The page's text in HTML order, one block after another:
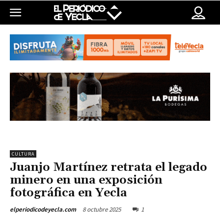
CULTURA
Juanjo Martínez retrata el legado
minero en una exposición
fotográfica en Yecla
elperiodicodeyecla.com 8 octubre 2025 1